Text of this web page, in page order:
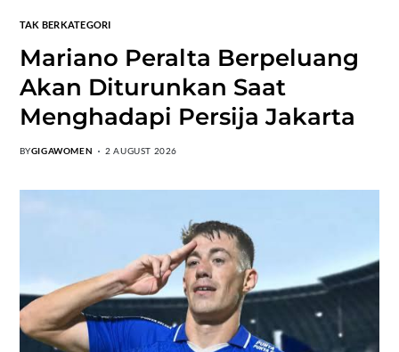
TAK BERKATEGORI
Mariano Peralta Berpeluang
Akan Diturunkan Saat
Menghadapi Persija Jakarta
BYGIGAWOMEN 2 AUGUST 2026